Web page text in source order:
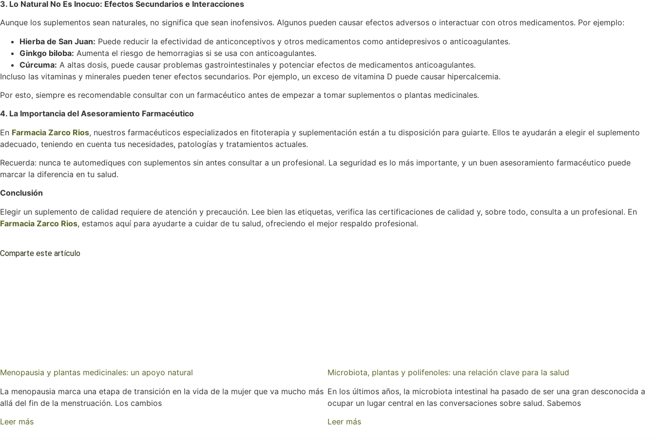
3. Lo Natural No Es Inocuo: Efectos Secundarios e Interacciones
Aunque los suplementos sean naturales, no significa que sean inofensivos. Algunos pueden causar efectos adversos o interactuar con otros medicamentos. Por ejemplo:
Hierba de San Juan: Puede reducir la efectividad de anticonceptivos y otros medicamentos como antidepresivos o anticoagulantes.
Ginkgo biloba: Aumenta el riesgo de hemorragias si se usa con anticoagulantes.
Cúrcuma: A altas dosis, puede causar problemas gastrointestinales y potenciar efectos de medicamentos anticoagulantes.
Incluso las vitaminas y minerales pueden tener efectos secundarios. Por ejemplo, un exceso de vitamina D puede causar hipercalcemia.
Por esto, siempre es recomendable consultar con un farmacéutico antes de empezar a tomar suplementos o plantas medicinales.
4. La Importancia del Asesoramiento Farmacéutico
En Farmacia Zarco Rios, nuestros farmacéuticos especializados en fitoterapia y suplementación están a tu disposición para guiarte. Ellos te ayudarán a elegir el suplemento
adecuado, teniendo en cuenta tus necesidades, patologías y tratamientos actuales.
Recuerda: nunca te automediques con suplementos sin antes consultar a un profesional. La seguridad es lo más importante, y un buen asesoramiento farmacéutico puede
marcar la diferencia en tu salud.
Conclusión
Elegir un suplemento de calidad requiere de atención y precaución. Lee bien las etiquetas, verifica las certificaciones de calidad y, sobre todo, consulta a un profesional. En
Farmacia Zarco Rios, estamos aquí para ayudarte a cuidar de tu salud, ofreciendo el mejor respaldo profesional.
Comparte este artículo
Menopausia y plantas medicinales: un apoyo natural
La menopausia marca una etapa de transición en la vida de la mujer que va mucho más
allá del fin de la menstruación. Los cambios
Leer más
Microbiota, plantas y polifenoles: una relación clave para la salud
En los últimos años, la microbiota intestinal ha pasado de ser una gran desconocida a
ocupar un lugar central en las conversaciones sobre salud. Sabemos
Leer más